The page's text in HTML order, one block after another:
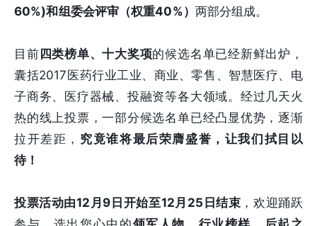
60%)和组委会评审（权重40%） 两部分组成。
目前 四类榜单、十大奖项的候选名单已经新鲜出炉，
囊括2017医药行业工业、商业、零售、智慧医疗、电
子商务、医疗器械、投融资等各大领域。经过几天火
热的线上投票，一部分候选名单已经凸显优势，逐渐
拉开差距， 究竟谁将最后荣膺盛誉，让我们拭目以
待！
投票活动由12月9日开始至12月25日结束 ，欢迎踊跃